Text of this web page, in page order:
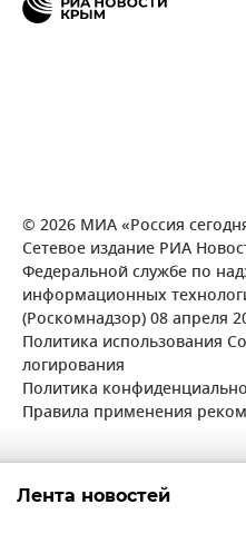
© 2026 МИА «Россия
Сетевое издание РИА
Федеральной службе по
информационных
(Роскомнадзор) 08 апреля
Политика использования
логирования
Политика
Правила применения
Лента новостей